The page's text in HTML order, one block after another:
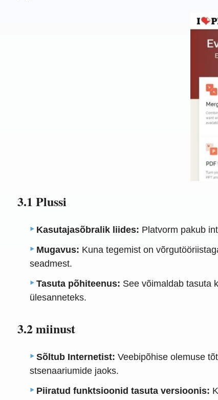
3.1 Plussi
Kasutajasõbralik liides: Platvorm pakub
Mugavus: Kuna tegemist on
seadmest.
Tasuta põhiteenus: See võimaldab tasuta
ülesanneteks.
3.2 miinust
Sõltub Internetist: Veebipõhise olemuse
stsenaariumide jaoks.
Piiratud funktsioonid tasuta versioonis: